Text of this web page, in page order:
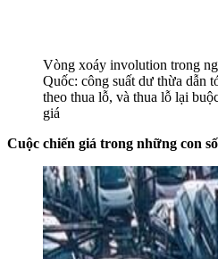
Vòng xoáy involution trong
Quốc: công suất dư thừa dẫn
theo thua lỗ, và thua lỗ lại
giá
Cuộc chiến giá trong những con số